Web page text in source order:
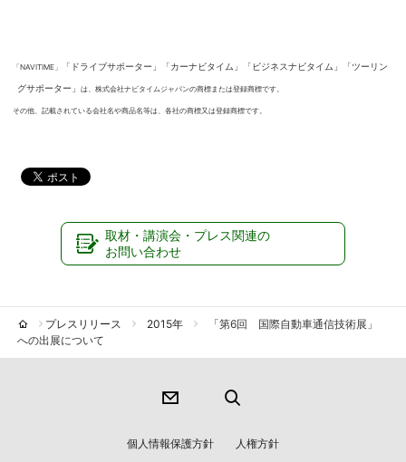
「NAVITIME」
「ドライブサポーター」「カーナビタイム」「ビジネスナビタイム」「ツーリン
グサポーター」は、株式会社ナビタイムジャパンの商標または登録商標です。
その他、記載されている会社名や商品名等は、各社の商標又は登録商標です。
取材・講演会・プレス関連の
お問い合わせ
プレスリリース 2015年
「第6回 国際自動車通信技術展」
への出展について
個人情報保護方針 人権方針